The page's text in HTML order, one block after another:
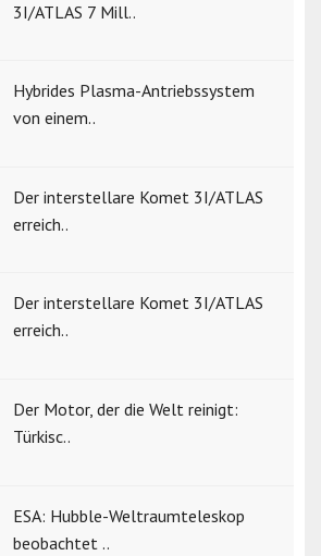
3I/ATLAS 7 Mill..
Hybrides Plasma-Antriebssystem
von einem..
Der interstellare Komet 3I/ATLAS
erreich..
Der interstellare Komet 3I/ATLAS
erreich..
Der Motor, der die Welt reinigt:
Türkisc..
ESA: Hubble-Weltraumteleskop
beobachtet ..